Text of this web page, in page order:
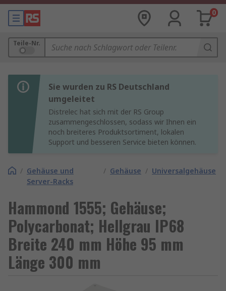
0
Teile-Nr.
Sie wurden zu RS Deutschland
umgeleitet
Distrelec hat sich mit der RS Group
zusammengeschlossen, sodass wir Ihnen ein
noch breiteres Produktsortiment, lokalen
Support und besseren Service bieten können.
/ Gehäuse und
Server-Racks
/ Gehäuse / Universalgehäuse
Hammond 1555; Gehäuse;
Polycarbonat; Hellgrau IP68
Breite 240 mm Höhe 95 mm
Länge 300 mm